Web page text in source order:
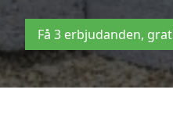
Få 3 erbjudanden,